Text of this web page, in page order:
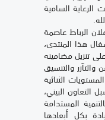
في مارس 2022 تحت الرعاية السامية
الرباط عاصمة
هذا المنتدى،
تنزيل مضامينه
والتآزر والتنسيق
الثنائية
التعاون البيني،
المستدامة
بكل أبعادها